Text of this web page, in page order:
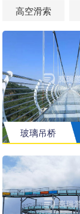
高空滑索
玻璃吊桥